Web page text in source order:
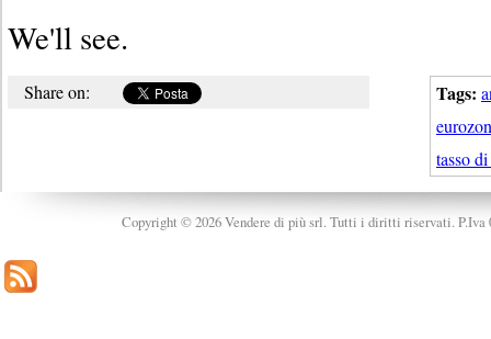
We'll see.
Tags:
tasso
Share on:
Copyright © 2026 Vendere di più srl. Tutti i diritti riservati. P.Iva